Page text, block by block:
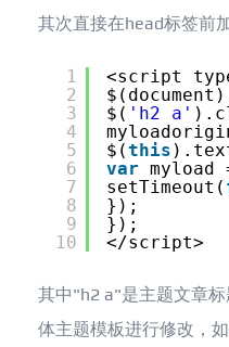
其次直接在head标签前
1
2
3
4
5
6
7
8
9
10
<script
$( 'h2 a'
$(this
var myload
setTimeout(
});
});
</script>
其中"h2 a"是主题文章
体主题模板进行修改，